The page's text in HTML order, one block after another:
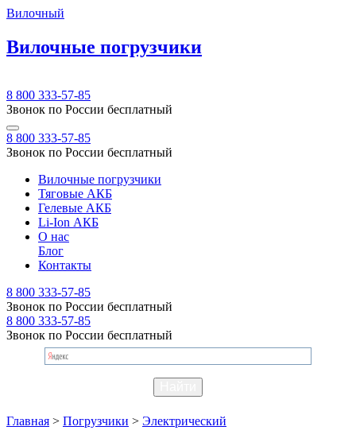
Вилочный
Вилочные погрузчики
8 800 333-57-85
Звонок по России бесплатный
8 800 333-57-85
Звонок по России бесплатный
Вилочные погрузчики
Тяговые АКБ
Гелевые АКБ
Li-Ion АКБ
О нас
Блог
Контакты
8 800 333-57-85
Звонок по России бесплатный
8 800 333-57-85
Звонок по России бесплатный
Главная > Погрузчики > Электрический